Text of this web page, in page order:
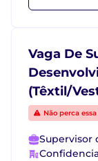
Vaga De
(Têxtil/
Não perca
Supervisor